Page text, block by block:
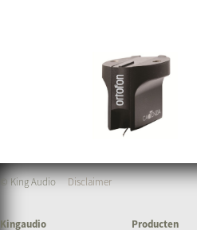
© King AudioDisclaimer
Kingaudio Producten